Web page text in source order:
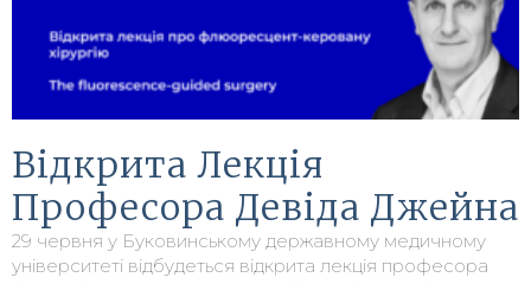
Відкрита Лекція
Професора Девіда Джейна
29 червня у Буковинському державному медичному
університеті відбудеться відкрита лекція професора